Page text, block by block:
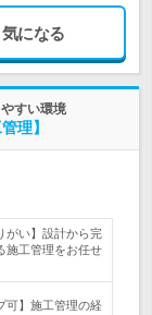
気になる
すい環境
理】
がい】設計から完
施工管理をお任せ
可】施工管理の経